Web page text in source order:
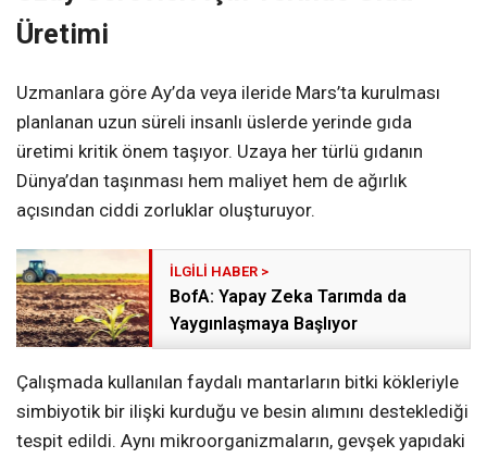
Üretimi
Uzmanlara göre Ay’da veya ileride Mars’ta kurulması
planlanan uzun süreli insanlı üslerde yerinde gıda
üretimi kritik önem taşıyor. Uzaya her türlü gıdanın
Dünya’dan taşınması hem maliyet hem de ağırlık
açısından ciddi zorluklar oluşturuyor.
BofA: Yapay Zeka Tarımda da
Yaygınlaşmaya Başlıyor
Çalışmada kullanılan faydalı mantarların bitki kökleriyle
simbiyotik bir ilişki kurduğu ve besin alımını desteklediği
tespit edildi. Aynı mikroorganizmaların, gevşek yapıdaki